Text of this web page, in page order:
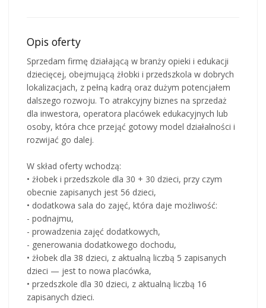
Opis oferty
Sprzedam firmę działającą w branży opieki i edukacji
dziecięcej, obejmującą żłobki i przedszkola w dobrych
lokalizacjach, z pełną kadrą oraz dużym potencjałem
dalszego rozwoju. To atrakcyjny biznes na sprzedaż
dla inwestora, operatora placówek edukacyjnych lub
osoby, która chce przejąć gotowy model działalności i
rozwijać go dalej.
W skład oferty wchodzą:
• żłobek i przedszkole dla 30 + 30 dzieci, przy czym
obecnie zapisanych jest 56 dzieci,
• dodatkowa sala do zajęć, która daje możliwość:
- podnajmu,
- prowadzenia zajęć dodatkowych,
- generowania dodatkowego dochodu,
• żłobek dla 38 dzieci, z aktualną liczbą 5 zapisanych
dzieci — jest to nowa placówka,
• przedszkole dla 30 dzieci, z aktualną liczbą 16
zapisanych dzieci.